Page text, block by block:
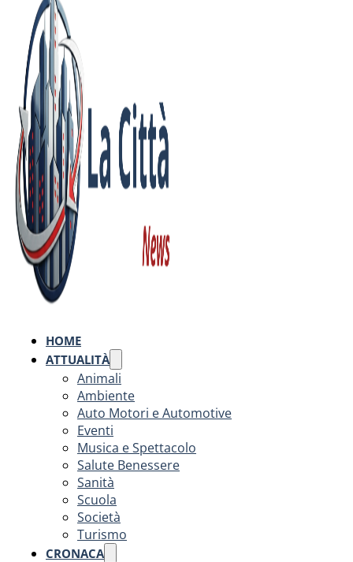
HOME
ATTUALITÀ
Animali
Ambiente
Auto Motori e Automotive
Eventi
Musica e Spettacolo
Salute Benessere
Sanità
Scuola
Società
Turismo
CRONACA